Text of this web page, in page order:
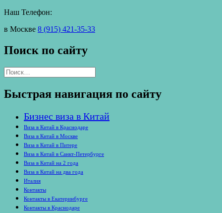
Наш Телефон:
в Москве 8 (915) 421-35-33
Поиск по сайту
Найти:
Быстрая навигация по сайту
Бизнес виза в Китай
Виза в Китай в Краснодаре
Виза в Китай в Москве
Виза в Китай в Питере
Виза в Китай в Санкт-Петербурге
Виза в Китай на 2 года
Виза в Китай на два года
Италия
Контакты
Контакты в Екатеринбурге
Контакты в Краснодаре